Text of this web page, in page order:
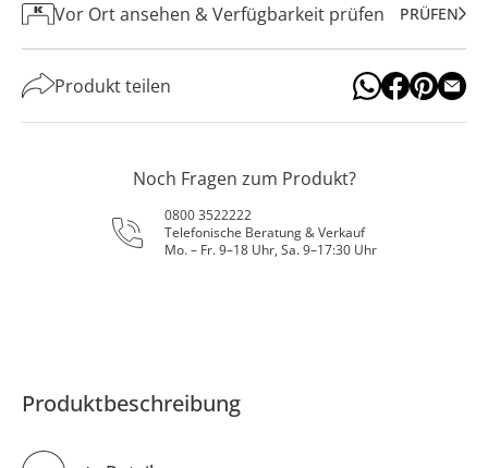
Vor Ort ansehen & Verfügbarkeit prüfen PRÜFEN
Produkt teilen
Noch Fragen zum Produkt?
0800 3522222
Telefonische Beratung & Verkauf
Mo. – Fr. 9–18 Uhr, Sa. 9–17:30 Uhr
Produktbeschreibung